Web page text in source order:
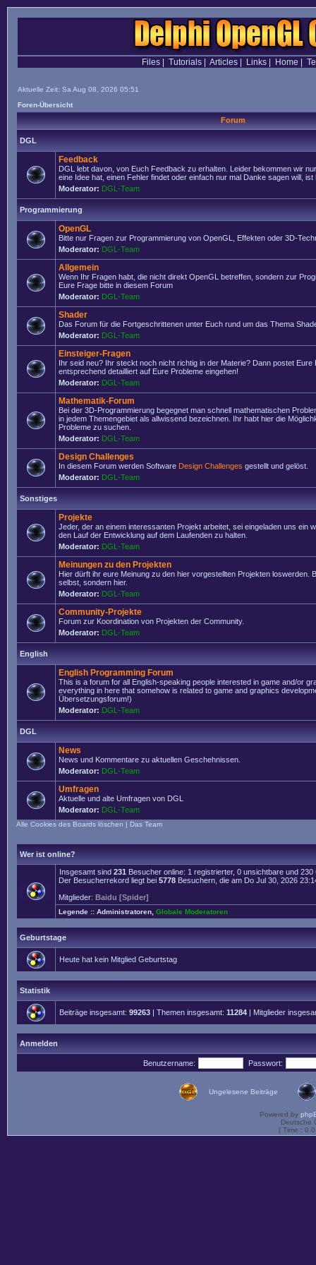
Files| Tutorials| Articles| Links| Home
Aktuelle Zeit: Sa Aug 08, 2026 05:51
Foren-Übersicht
Forum
DGL
Feedback
DGL lebt davon, von Euch Feedback zu erhalten. Leider bekommen wir
eine Idee hat, einen Fehler findet oder einfach nur mal Danke sagen will, ist
Moderator: DGL-Team
Programmierung
OpenGL
Bitte nur Fragen zur Programmierung von OpenGL, Effekten oder 3D-
Moderator: DGL-Team
Allgemein
Wenn Ihr Fragen habt, die nicht direkt OpenGL betreffen, sondern zur
Eure Frage bitte in diesem Forum
Moderator: DGL-Team
Shader
Das Forum für die Fortgeschrittenen unter Euch rund um das Thema
Moderator: DGL-Team
Einsteiger-Fragen
Ihr seid neu? Ihr steckt noch nicht richtig in der Materie? Dann postet Eure
entsprechend detailliert auf Eure Probleme eingehen!
Moderator: DGL-Team
Mathematik-Forum
Bei der 3D-Programmierung begegnet man schnell mathematischen
in jedem Themengebiet als allwissend bezeichnen. Ihr habt hier die
Probleme zu suchen.
Moderator: DGL-Team
Design Challenges
In diesem Forum werden Software Design Challenges gestellt und gelöst.
Moderator: DGL-Team
Sonstiges
Projekte
Jeder, der an einem interessanten Projekt arbeitet, sei eingeladen uns ein
den Lauf der Entwicklung auf dem Laufenden zu halten.
Moderator: DGL-Team
Meinungen zu den Projekten
Hier dürft ihr eure Meinung zu den hier vorgestellten Projekten loswerden.
selbst, sondern hier.
Moderator: DGL-Team
Community-Projekte
Forum zur Koordination von Projekten der Community.
Moderator: DGL-Team
English
English Programming Forum
This is a forum for all English-speaking people interested in game and/or
everything in here that somehow is related to game and graphics
Übersetzungsforum!)
Moderator: DGL-Team
DGL
News
News und Kommentare zu aktuellen Geschehnissen.
Moderator: DGL-Team
Umfragen
Aktuelle und alte Umfragen von DGL
Moderator: DGL-Team
Alle Cookies des Boards löschen | Das Team
Wer ist online?
Insgesamt sind 231 Besucher online: 1 registrierter, 0 unsichtbare und
Der Besucherrekord liegt bei 5778 Besuchern, die am Do Jul 30, 2026
Mitglieder: Baidu [Spider]
Legende :: Administratoren Globale Moderatoren
Geburtstage
Heute hat kein Mitglied Geburtstag
Statistik
Beiträge insgesamt: 99263 | Themen insgesamt: 11284 | Mitglieder
Anmelden
Benutzername: Passwort:
Ungelesene Beiträge
Powered by
Deutsche
[ Time :